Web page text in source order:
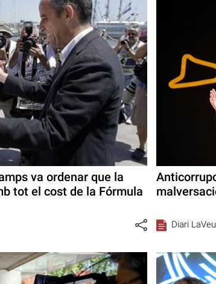
va ordenar que la
tot el cost de la Fórmula
Diari LaVeu